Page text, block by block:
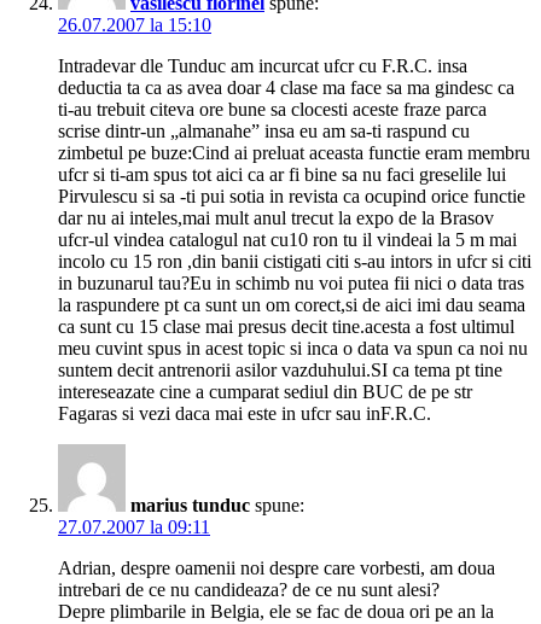
26.07.2007 la 15:10
Intradevar dle Tunduc am incurcat ufcr cu F.R.C. insa
deductia ta ca as avea doar 4 clase ma face sa ma gindesc ca
ti-au trebuit citeva ore bune sa clocesti aceste fraze parca
scrise dintr-un „almanahe” insa eu am sa-ti raspund cu
zimbetul pe buze:Cind ai preluat aceasta functie eram membru
ufcr si ti-am spus tot aici ca ar fi bine sa nu faci greselile lui
Pirvulescu si sa -ti pui sotia in revista ca ocupind orice functie
dar nu ai inteles,mai mult anul trecut la expo de la Brasov
ufcr-ul vindea catalogul nat cu10 ron tu il vindeai la 5 m mai
incolo cu 15 ron ,din banii cistigati citi s-au intors in ufcr si citi
in buzunarul tau?Eu in schimb nu voi putea fii nici o data tras
la raspundere pt ca sunt un om corect,si de aici imi dau seama
ca sunt cu 15 clase mai presus decit tine.acesta a fost ultimul
meu cuvint spus in acest topic si inca o data va spun ca noi nu
suntem decit antrenorii asilor vazduhului.SI ca tema pt tine
intereseazate cine a cumparat sediul din BUC de pe str
Fagaras si vezi daca mai este in ufcr sau inF.R.C.
marius tunduc spune:
27.07.2007 la 09:11
Adrian, despre oamenii noi despre care vorbesti, am doua
intrebari de ce nu candideaza? de ce nu sunt alesi?
Depre plimbarile in Belgia, ele se fac de doua ori pe an la